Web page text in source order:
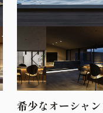
希少なオーシャン